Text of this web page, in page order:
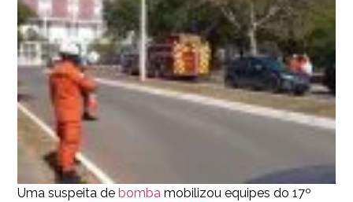
Uma suspeita de bomba mobilizou equipes do 17º